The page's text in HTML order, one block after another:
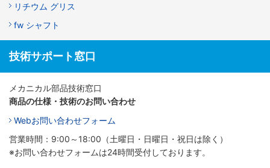
リチウム グリス
fw シャフト
技術サポート窓口
メカニカル部品技術窓口
商品の仕様・技術のお問い合わせ
Webお問い合わせフォーム
営業時間：9:00～18:00（土曜日・日曜日・祝日は除く）
※お問い合わせフォームは24時間受付しております。